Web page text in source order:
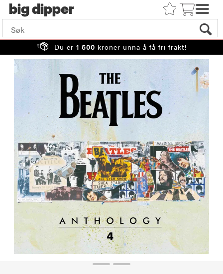
big
Du er 1 500 kroner unna å få fri frakt!